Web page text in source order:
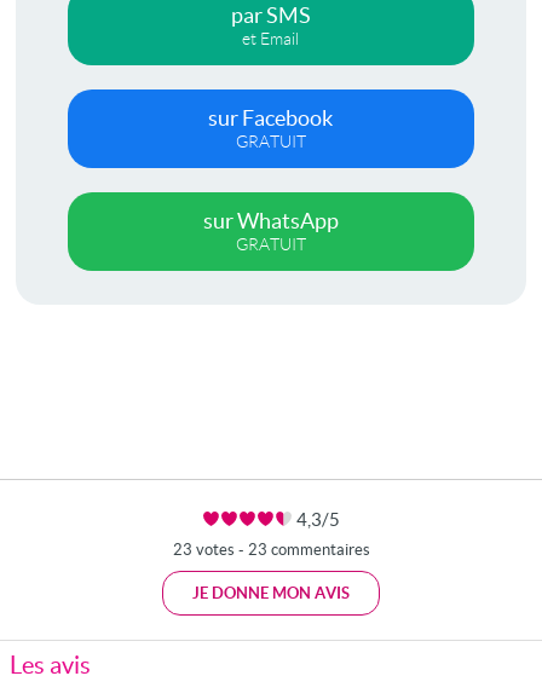
par SMS
et Email
sur Facebook
GRATUIT
sur WhatsApp
GRATUIT
4,3/5
23 votes - 23 commentaires
JE DONNE MON AVIS
Les avis